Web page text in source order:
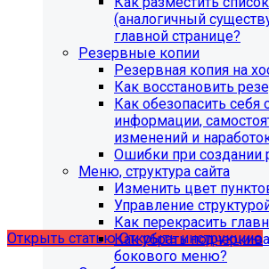
С 1 февраля 2023 года
поддержка продуктов
PHP версии ниже 8.0.
версия PHP - 8.1 и выше
Открыть статьюОткрыть инструкцию
(аналогичный
главной странице?
Резервные копии
Резервная копия на
Как восстановить
Как обезопасить себя
информации,
изменений и
Ошибки при создании
Меню, структура сайта
Изменить цвет
Управление
Как перекрасить
Как убрать
бокового меню?